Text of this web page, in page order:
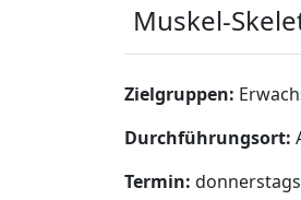
Muskel-
Zielgruppen:
Durchführungsort:
Termin: